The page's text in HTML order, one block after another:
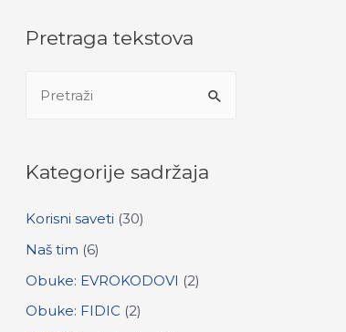
Pretraga tekstova
r
h
f
o
r
Kategorije sadržaja
Korisni saveti (30)
Naš tim (6)
Obuke: EVROKODOVI (2)
Obuke: FIDIC (2)